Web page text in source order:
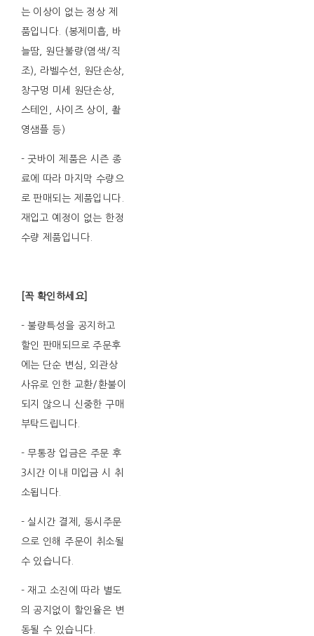
는 이상이 없는 정상 제
품입니다. (봉제미흡, 바
늘땀, 원단불량(염색/직
조), 라벨수선, 원단손상,
창구멍 미세 원단손상,
스테인, 사이즈 상이, 촬
영샘플 등)
- 굿바이 제품은 시즌 종
료에 따라 마지막 수량으
로 판매되는 제품입니다.
재입고 예정이 없는 한정
수량 제품입니다.
[꼭 확인하세요]
- 불량특성을 공지하고
할인 판매되므로 주문후
에는 단순 변심, 외관상
사유로 인한 교환/환불이
되지 않으니 신중한 구매
부탁드립니다.
- 무통장 입금은 주문 후
3시간 이내 미입금 시 취
소됩니다.
- 실시간 결제, 동시주문
으로 인해 주문이 취소될
수 있습니다.
- 재고 소진에 따라 별도
의 공지없이 할인율은 변
동될 수 있습니다.